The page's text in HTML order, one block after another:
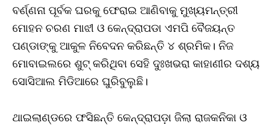
ବର୍ଣ୍ଣନା ପୂର୍ବକ ଘରକୁ ଫେରାଇ ଆଣିବାକୁ ମୁଖ୍ୟମନ୍ତ୍ରୀ
ମୋହନ ଚରଣ ମାଝୀ ଓ କେନ୍ଦ୍ରାପଡା ଏମପି ବୈଜୟନ୍ତ
ପଣ୍ଡାଙ୍କୁ ଆକୁଳ ନିବେଦନ କରିଛନ୍ତି ୪ ଶ୍ରମିକ। ନିଜ
ମୋବାଇଲରେ ଶୁଟ୍‌ କରିଥିବା ସେହି ଦୁଃଖଭରା କାହାଣୀର ଦଶ୍ୟ
ସୋସିଆଲ ମିଡିଆରେ ଘୁରିବୁଲୁଛି।
ଥାଇଲାଣ୍ଡରେ ଫସିଛନ୍ତି କେନ୍ଦ୍ରାପଡ଼ା ଜିଲା ରାଜକନିକା ଓ